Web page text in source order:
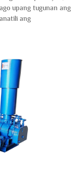
upang tugunan ang
ang